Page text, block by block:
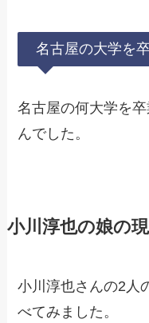
名古屋の大学を
名古屋の何大学を
んでした。
小川淳也の娘の
小川淳也さんの2人
べてみました。